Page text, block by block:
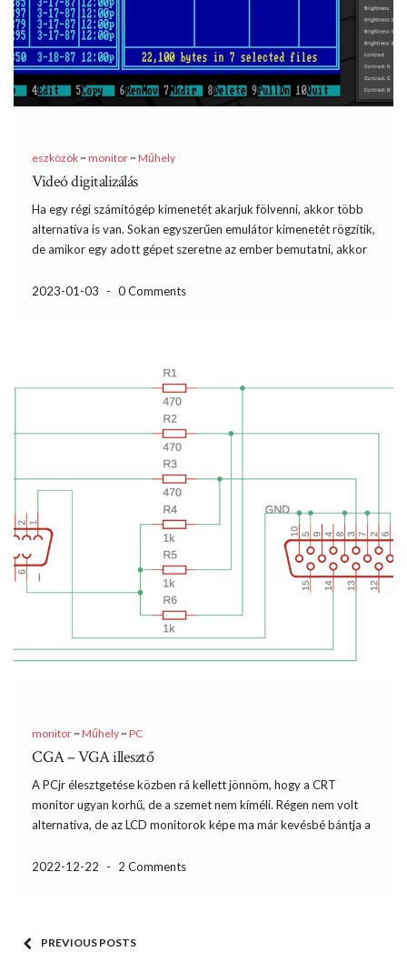
eszközök~monitor~Műhely
Videó digitalizálás
Ha egy régi számítógép kimenetét akarjuk fölvenni, akkor több
alternatíva is van. Sokan egyszerűen emulátor kimenetét rögzítik,
de amikor egy adott gépet szeretne az ember bemutatni, akkor
monitor képét egy kamerával. Az eredmény nagyban függ […]
2023-01-03 - 0 Comments
monitor~Műhely~PC
CGA – VGA illesztő
A PCjr élesztgetése közben rá kellett jönnöm, hogy a CRT
monitor ugyan korhű, de a szemet nem kíméli. Régen nem volt
alternatíva, de az LCD monitorok képe ma már kevésbé bántja a
RGB jelet kell […]
2022-12-22 - 2 Comments
PREVIOUS POSTS